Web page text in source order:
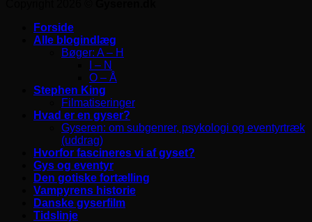
Forside
Alle blogindlæg
Bøger: A – H
I – N
O – Å
Stephen King
Filmatiseringer
Hvad er en gyser?
Gyseren: om subgenrer, psykologi og eventyrtræk
(uddrag)
Hvorfor fascineres vi af gyset?
Gys og eventyr
Den gotiske fortælling
Vampyrens historie
Danske gyserfilm
Tidslinje